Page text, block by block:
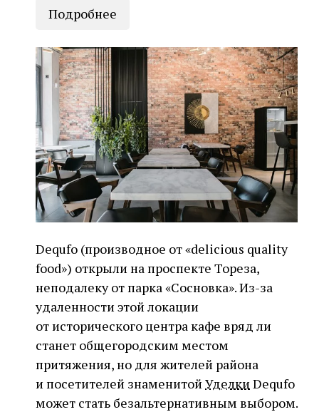
Подробнее
Dequfo (производное от «delicious quality
food») открыли на проспекте Тореза,
неподалеку от парка «Сосновка». Из-за
удаленности этой локации
от исторического центра кафе вряд ли
станет общегородским местом
притяжения, но для жителей района
и посетителей знаменитойУделкиDequfo
может стать безальтернативным выбором.